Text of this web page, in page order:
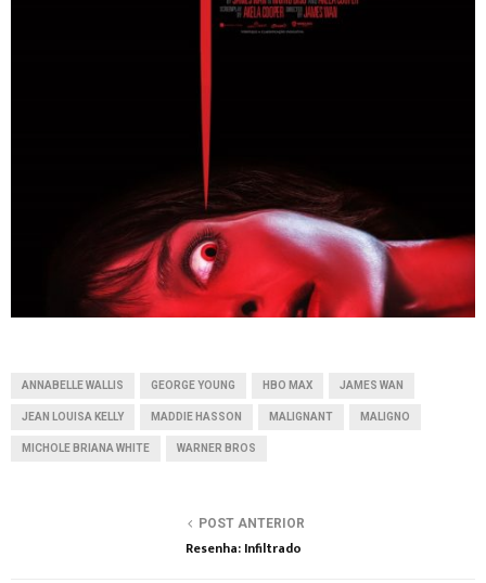
ANNABELLE WALLIS GEORGE YOUNG HBO MAX JAMES WAN
JEAN LOUISA KELLY MADDIE HASSON MALIGNANT MALIGNO
MICHOLE BRIANA WHITE WARNER BROS
POST ANTERIOR
Resenha: Infiltrado